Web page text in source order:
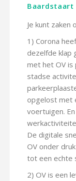
Baardstaart
Je kunt zaken
1) Corona
dezelfde klap
met het OV is
stadse
opgelost met
voertuigen.
De digitale
OV onder
tot een echte
2) OV is een